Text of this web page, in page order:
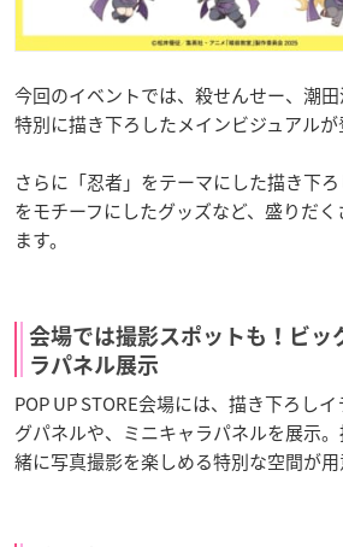
今回のイベントでは、殺せんせー、潮
特別に描き下ろしたメインビジュアルが
さらに「忍者」をテーマにした描き下
をモチーフにしたグッズなど、盛りだ
ます。
会場では撮影スポットも！ビッ
ラパネル展示
POP UP STORE会場には、描き下ろし
グパネルや、ミニキャラパネルを展示
緒に写真撮影を楽しめる特別な空間が用